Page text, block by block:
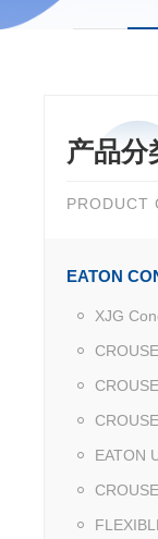
产品分
PRODUCT
EATON
XJG
EATON